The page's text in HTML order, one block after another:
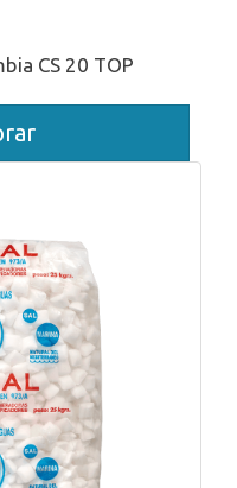
CS 20 TOP